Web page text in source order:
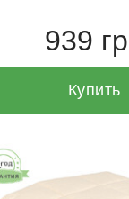
939
Купить